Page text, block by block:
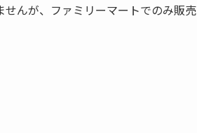
んが、ファミリーマートでのみ販売